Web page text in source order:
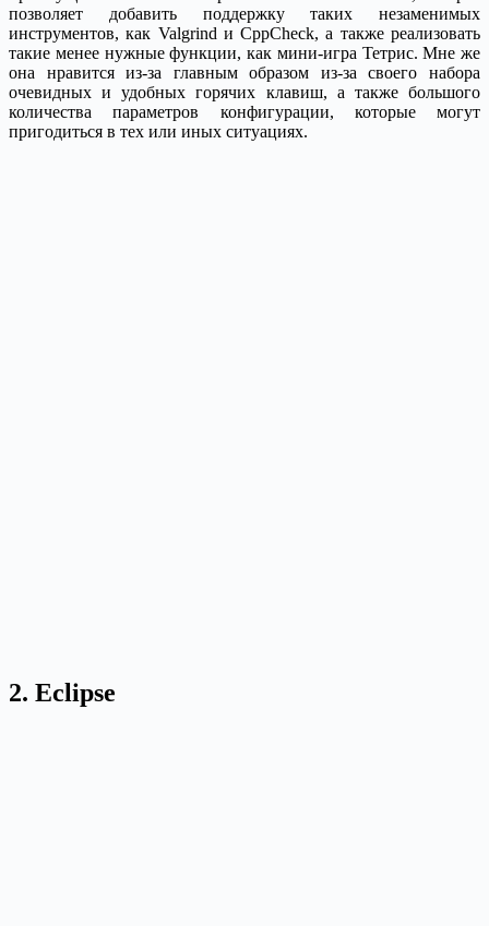
позволяет добавить поддержку таких незаменимых
инструментов, как Valgrind и CppCheck, а также реализовать
такие менее нужные функции, как мини-игра Тетрис. Мне же
она нравится из-за главным образом из-за своего набора
очевидных и удобных горячих клавиш, а также большого
количества параметров конфигурации, которые могут
пригодиться в тех или иных ситуациях.
2. Eclipse